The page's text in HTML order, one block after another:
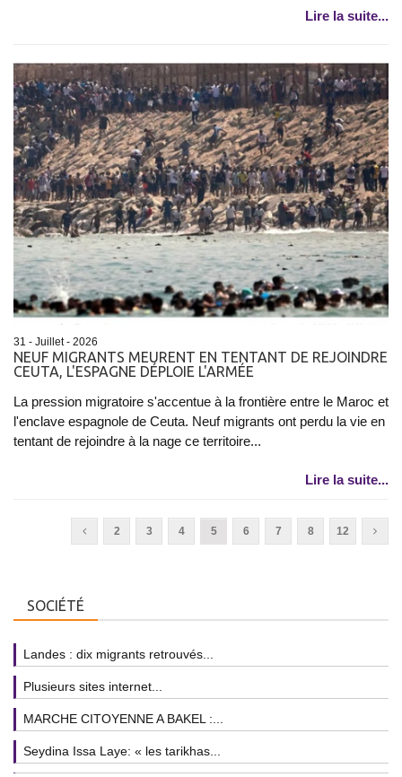
Lire la suite...
31 - Juillet - 2026
NEUF MIGRANTS MEURENT EN TENTANT DE REJOINDRE
CEUTA, L'ESPAGNE DÉPLOIE L'ARMÉE
La pression migratoire s'accentue à la frontière entre le Maroc et
l'enclave espagnole de Ceuta. Neuf migrants ont perdu la vie en
tentant de rejoindre à la nage ce territoire...
Lire la suite...
2 3 4 5 6 7 8 12
SOCIÉTÉ
Landes : dix migrants retrouvés...
Plusieurs sites internet...
MARCHE CITOYENNE A BAKEL :...
Seydina Issa Laye: « les tarikhas...